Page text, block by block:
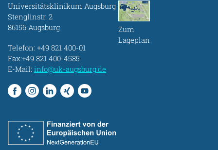
Universitätsklinikum Augsburg
Stenglinstr. 2
86156 Augsburg
Telefon: +49 821 400-01
Fax:+49 821 400-4585
E-Mail: info@uk-augsburg.de
Zum
Lageplan